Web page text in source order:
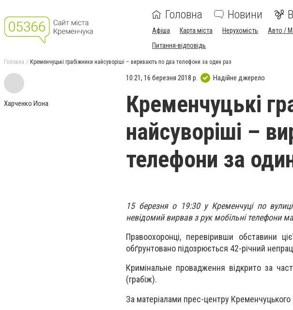
Головна Новини
Афіша Карта міста Нерухомість Авто /
Питання-відповідь
Головна Кременчуцькі грабіжники найсуворіші – виривають по два телефони за один раз
Харченко Иона
10:21, 16 березня 2018 р. Надійне джерело
Кременчуцькі
найсуворіші –
телефони за
15 березня о 19:30 у Кременчуці по
невідомий вирвав з рук мобільні телефони
Правоохоронці, перевіривши обставини
обґрунтовано підозрюється 42-річний
Кримінальне провадження відкрито за
(грабіж).
За матеріалами прес-центру Кременчуцького